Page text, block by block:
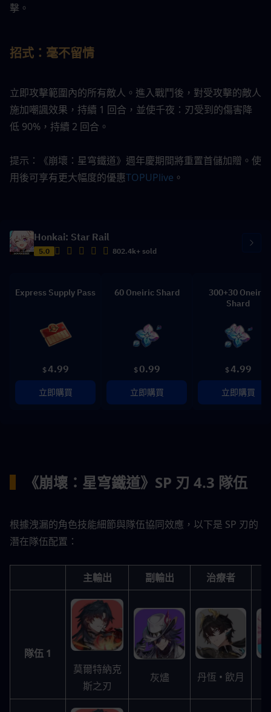
擊。
招式：毫不留情
立即攻擊範圍內的所有敵人。進入戰鬥後，對受攻擊的敵人
施加嘲諷效果，持續 1 回合，並使千夜：刃受到的傷害降
低 90%，持續 2 回合。
提示：《崩壞：星穹鐵道》週年慶期間將重置首儲加贈。使
用後可享有更大幅度的優惠TOPUPlive 。
Honkai: Star Rail
5.0 802.4k+ sold
Express Supply Pass
$4.99
立即購買
60 Oneiric Shard
$ 0.99
立即購買
300+30 Oneiric
Shard
$4.99
立即購買
《崩壞：星穹鐵道》SP 刃 4.3 隊伍
根據洩漏的角色技能細節與隊伍協同效應，以下是 SP 刃的
潛在隊伍配置：
主輸出 副輸出 治療者
隊伍 1
莫爾特納克
斯之刃
灰燼 丹恆 • 飲月